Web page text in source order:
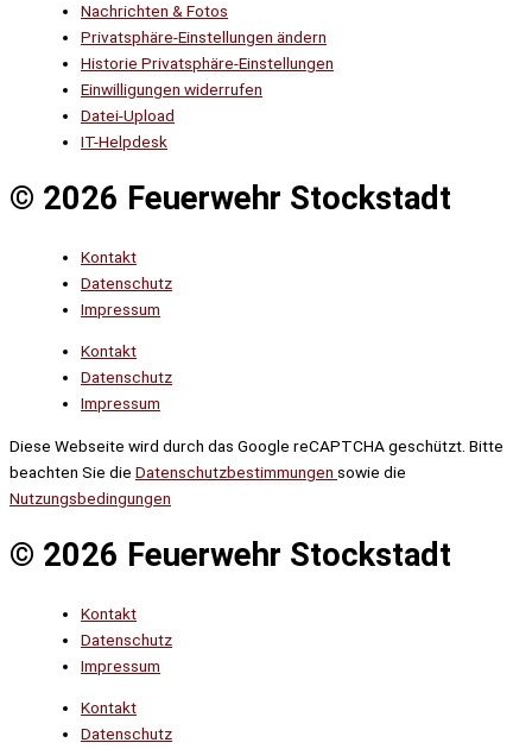
Nachrichten & Fotos
Privatsphäre-Einstellungen ändern
Historie Privatsphäre-Einstellungen
Einwilligungen widerrufen
Datei-Upload
IT-Helpdesk
© 2026 Feuerwehr Stockstadt
Kontakt
Datenschutz
Impressum
Kontakt
Datenschutz
Impressum
Diese Webseite wird durch das Google reCAPTCHA geschützt. Bitte
beachten Sie die Datenschutzbestimmungen sowie die
Nutzungsbedingungen
© 2026 Feuerwehr Stockstadt
Kontakt
Datenschutz
Impressum
Kontakt
Datenschutz